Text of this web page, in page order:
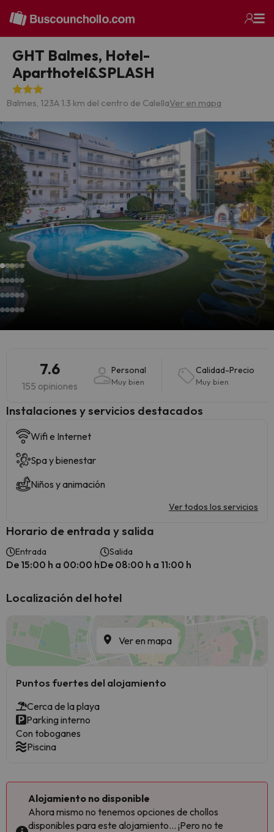
GHT Balmes, Hotel-
Aparthotel&SPLASH
Balmes, 123A 1.3 km del centro de CalellaVer en mapa
7.6
155 opiniones
Personal
Muy bien
Calidad-Precio
Muy bien
Instalaciones y servicios destacados
Wifi e Internet
Spa y bienestar
Niños y animación
Ver todos los servicios
Horario de entrada y salida
Entrada
De 15:00 h a 00:00 h
Salida
De 08:00 h a 11:00 h
Localización del hotel
Ver en mapa
Puntos fuertes del alojamiento
Cerca de la playa
Parking interno
Con toboganes
Piscina
Alojamiento no disponible
Ahora mismo no tenemos opciones de chollos
disponibles para este alojamiento... ¡Pero no te